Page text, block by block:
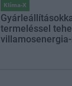
Klíma-X
termeléssel